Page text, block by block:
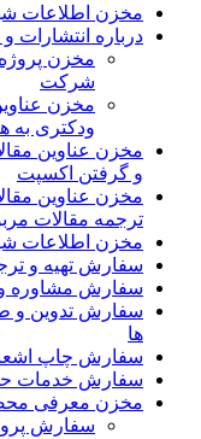
مخزن اطلاعات
درباره
مخزن پروژه
شرکت
مخزن
ودکتری به
و گرفتن اکسپت
مخزن عناوین
ترجمه مقالات
مخزن اطلاعات
سفارش تهیه و
سفارش مشاوره و
سفارش تدوین و
ها
سفارش چاپ
سفارش خدمات
مخزن معرفی
سفارش